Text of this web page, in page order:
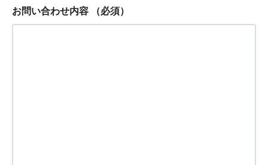
お問い合わせ内容 （必須）